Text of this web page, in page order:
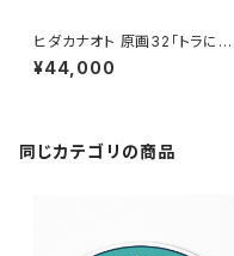
ヒダカナオト 原画32「トラに乗
るムウ」 額装込み、直筆サイン
入り
¥44,000
同じカテゴリの商品